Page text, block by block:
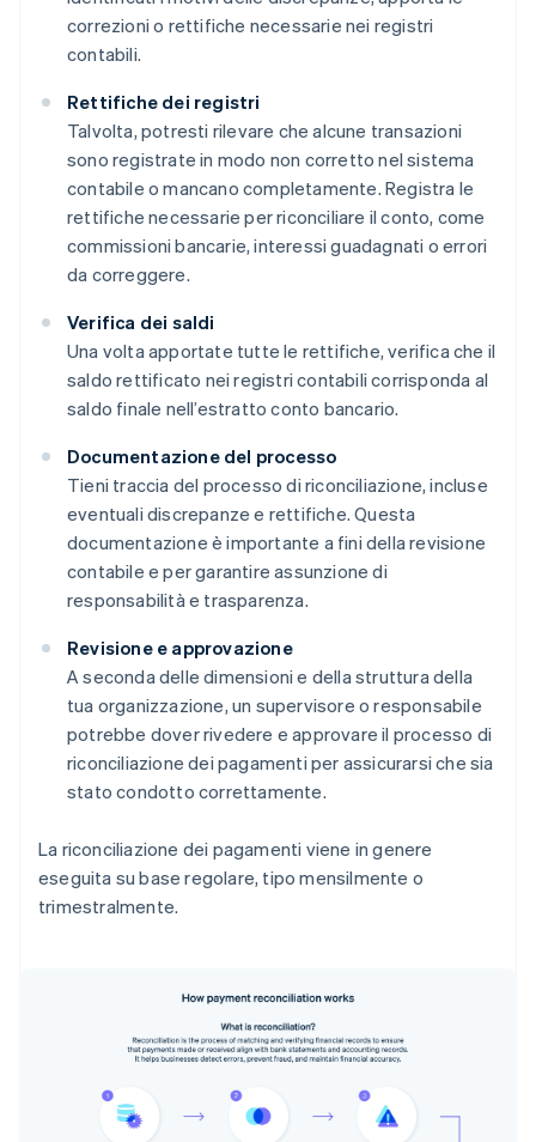
correzioni o rettifiche necessarie nei registri
contabili.
Rettifiche dei registri
Talvolta, potresti rilevare che alcune transazioni
sono registrate in modo non corretto nel sistema
contabile o mancano completamente. Registra le
rettifiche necessarie per riconciliare il conto, come
commissioni bancarie, interessi guadagnati o errori
da correggere.
Verifica dei saldi
Una volta apportate tutte le rettifiche, verifica che il
saldo rettificato nei registri contabili corrisponda al
saldo finale nell’estratto conto bancario.
Documentazione del processo
Tieni traccia del processo di riconciliazione, incluse
eventuali discrepanze e rettifiche. Questa
documentazione è importante a fini della revisione
contabile e per garantire assunzione di
responsabilità e trasparenza.
Revisione e approvazione
A seconda delle dimensioni e della struttura della
tua organizzazione, un supervisore o responsabile
potrebbe dover rivedere e approvare il processo di
riconciliazione dei pagamenti per assicurarsi che sia
stato condotto correttamente.
La riconciliazione dei pagamenti viene in genere
eseguita su base regolare, tipo mensilmente o
trimestralmente.